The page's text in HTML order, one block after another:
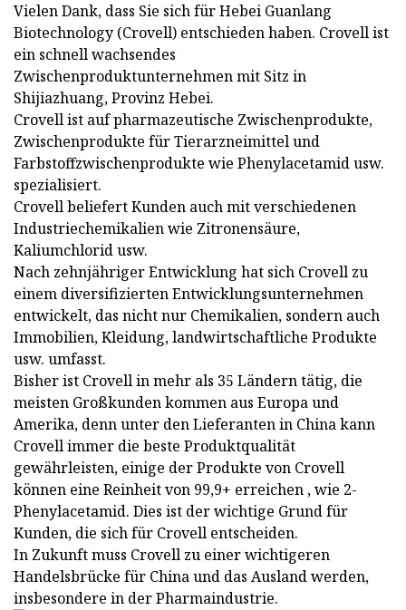
Vielen Dank, dass Sie sich für Hebei Guanlang
Biotechnology (Crovell) entschieden haben. Crovell ist
ein schnell wachsendes
Zwischenproduktunternehmen mit Sitz in
Shijiazhuang, Provinz Hebei.
Crovell ist auf pharmazeutische Zwischenprodukte,
Zwischenprodukte für Tierarzneimittel und
Farbstoffzwischenprodukte wie Phenylacetamid usw.
spezialisiert.
Crovell beliefert Kunden auch mit verschiedenen
Industriechemikalien wie Zitronensäure,
Kaliumchlorid usw.
Nach zehnjähriger Entwicklung hat sich Crovell zu
einem diversifizierten Entwicklungsunternehmen
entwickelt, das nicht nur Chemikalien, sondern auch
Immobilien, Kleidung, landwirtschaftliche Produkte
usw. umfasst.
Bisher ist Crovell in mehr als 35 Ländern tätig, die
meisten Großkunden kommen aus Europa und
Amerika, denn unter den Lieferanten in China kann
Crovell immer die beste Produktqualität
gewährleisten, einige der Produkte von Crovell
können eine Reinheit von 99,9+ erreichen , wie 2-
Phenylacetamid. Dies ist der wichtige Grund für
Kunden, die sich für Crovell entscheiden.
In Zukunft muss Crovell zu einer wichtigeren
Handelsbrücke für China und das Ausland werden,
insbesondere in der Pharmaindustrie.